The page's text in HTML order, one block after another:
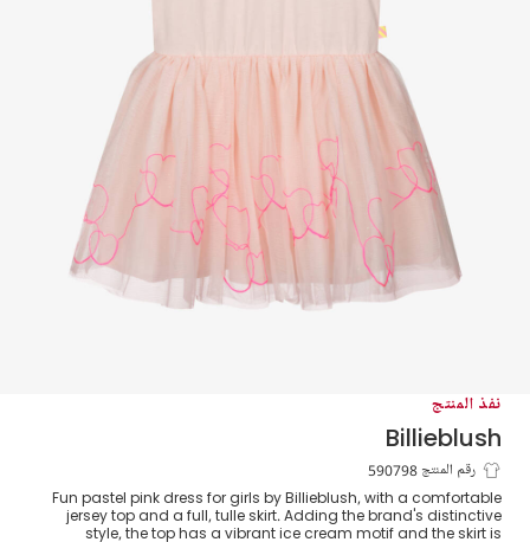
نفذ المنتج
Billieblush
فستان جيرسي وتول لون زهري
رقم المنتج 590798
Fun pastel pink dress for girls by Billieblush, with a comfortable
jersey top and a full, tulle skirt. Adding the brand's distinctive
style, the top has a vibrant ice cream motif and the skirt is